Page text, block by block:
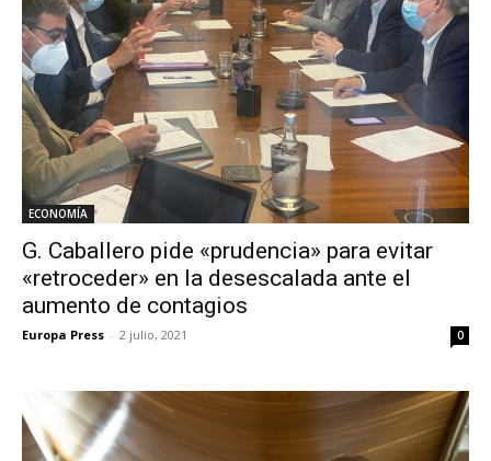
ECONOMÍA
G. Caballero pide «prudencia» para evitar
«retroceder» en la desescalada ante el
aumento de contagios
Europa Press - 2 julio, 2021 0